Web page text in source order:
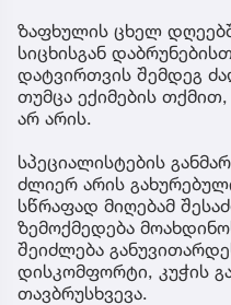
ზაფხულის ცხელ
სიცხისგან
დატვირთვის შემდეგ
თუმცა ექიმების
არ არის.
სპეციალისტების
ძლიერ არის
სწრაფად მიღებამ
ზემოქმედება
შეიძლება
დისკომფორტი, კუჭის
თავბრუსხვევა.